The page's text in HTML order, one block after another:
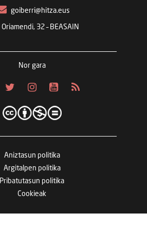
goiberri@hitza.eus
Oriamendi, 32 – BEASAIN
Nor gara
Aniztasun politika
Argitalpen politika
Pribatutasun politika
Cookieak